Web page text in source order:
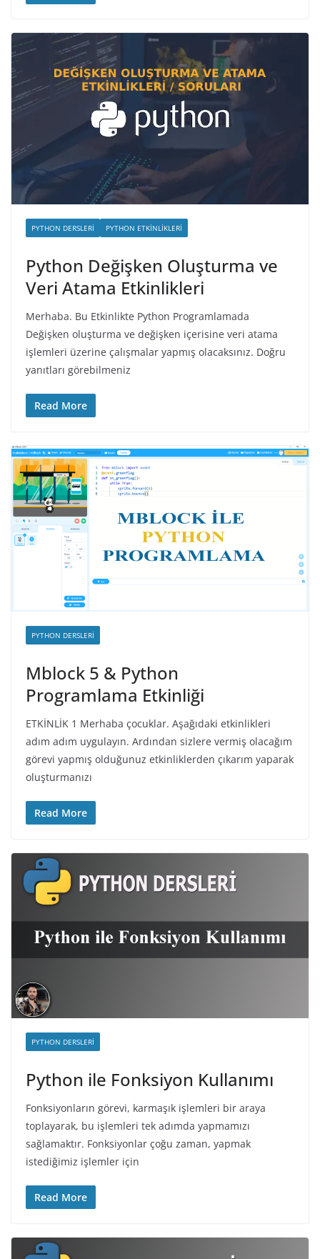
PYTHON DERSLERI PYTHON ETKINLIKLERI
Python Değişken Oluşturma ve
Veri Atama Etkinlikleri
Merhaba. Bu Etkinlikte Python Programlamada
Değişken oluşturma ve değişken içerisine veri atama
işlemleri üzerine çalışmalar yapmış olacaksınız. Doğru
yanıtları görebilmeniz
Read More
PYTHON DERSLERI
Mblock 5 & Python
Programlama Etkinliği
ETKİNLİK 1 Merhaba çocuklar. Aşağıdaki etkinlikleri
adım adım uygulayın. Ardından sizlere vermiş olacağım
görevi yapmış olduğunuz etkinliklerden çıkarım yaparak
oluşturmanızı
Read More
PYTHON DERSLERI
Python ile Fonksiyon Kullanımı
Fonksiyonların görevi, karmaşık işlemleri bir araya
toplayarak, bu işlemleri tek adımda yapmamızı
sağlamaktır. Fonksiyonlar çoğu zaman, yapmak
istediğimiz işlemler için
Read More